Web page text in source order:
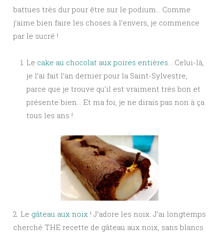
battues très dur pour être sur le podium… Comme
j’aime bien faire les choses à l’envers, je commence
par le sucré !
Le cake au chocolat aux poires entières… Celui-là,
je l’ai fait l’an dernier pour la Saint-Sylvestre,
parce que je trouve qu’il est vraiment très bon et
présente bien… Et ma foi, je ne dirais pas non à ça
tous les ans !
2. Le gâteau aux noix ! J’adore les noix. J’ai longtemps
cherché THE recette de gâteau aux noix, sans blancs